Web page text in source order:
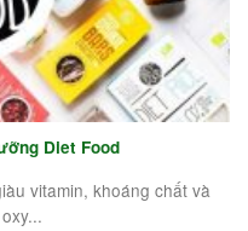
Diet Food
vitamin, khoáng chất và